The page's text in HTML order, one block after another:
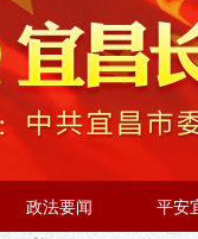
政法要闻 平安